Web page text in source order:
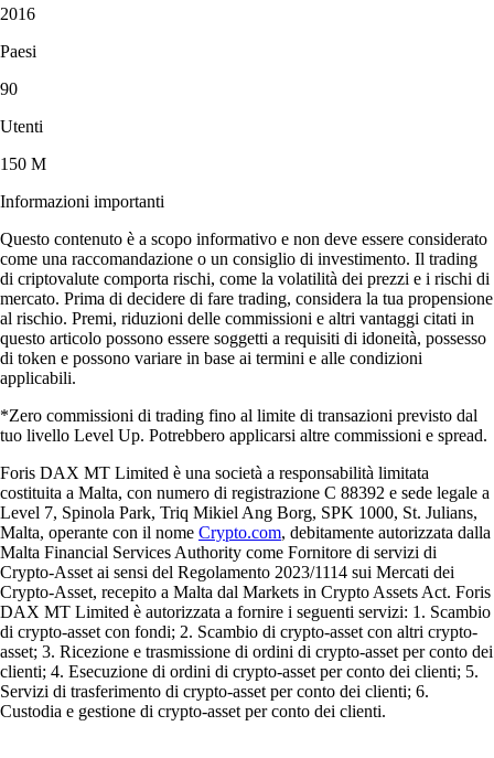
2016
Paesi
90
Utenti
150 M
Informazioni importanti
Questo contenuto è a scopo informativo e non deve essere considerato
come una raccomandazione o un consiglio di investimento. Il trading
di criptovalute comporta rischi, come la volatilità dei prezzi e i rischi di
mercato. Prima di decidere di fare trading, considera la tua propensione
al rischio. Premi, riduzioni delle commissioni e altri vantaggi citati in
questo articolo possono essere soggetti a requisiti di idoneità, possesso
di token e possono variare in base ai termini e alle condizioni
applicabili.
*Zero commissioni di trading fino al limite di transazioni previsto dal
tuo livello Level Up. Potrebbero applicarsi altre commissioni e spread.
Foris DAX MT Limited è una società a responsabilità limitata
costituita a Malta, con numero di registrazione C 88392 e sede legale a
Level 7, Spinola Park, Triq Mikiel Ang Borg, SPK 1000, St. Julians,
Malta, operante con il nome Crypto.com, debitamente autorizzata dalla
Malta Financial Services Authority come Fornitore di servizi di
Crypto-Asset ai sensi del Regolamento 2023/1114 sui Mercati dei
Crypto-Asset, recepito a Malta dal Markets in Crypto Assets Act. Foris
DAX MT Limited è autorizzata a fornire i seguenti servizi: 1. Scambio
di crypto-asset con fondi; 2. Scambio di crypto-asset con altri crypto-
asset; 3. Ricezione e trasmissione di ordini di crypto-asset per conto dei
clienti; 4. Esecuzione di ordini di crypto-asset per conto dei clienti; 5.
Servizi di trasferimento di crypto-asset per conto dei clienti; 6.
Custodia e gestione di crypto-asset per conto dei clienti.